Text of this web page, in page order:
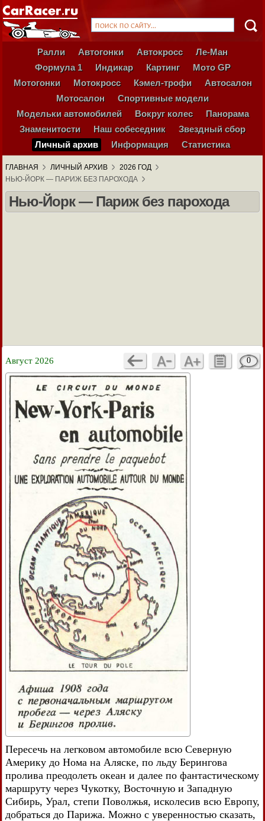
Ралли Автогонки Автокросс
Ле-Ман
Формула 1
Индикар Картинг
Мото GP
Мотогонки
Мотокросс Кэмел-трофи
Автосалон
Мотосалон
Спортивные модели
Модельки автомобилей
Вокруг колес
Панорама
Знаменитости
Наш собеседник
Звездный сбор
Личный архив
Информация Статистика
ГЛАВНАЯ ЛИЧНЫЙ АРХИВ
2026 ГОД
НЬЮ-ЙОРК — ПАРИЖ БЕЗ ПАРОХОДА
Нью-Йорк — Париж без парохода
Август 2026 0
Пересечь на легковом автомобиле всю Северную
Америку до Нома на Аляске, по льду Берингова
пролива преодолеть океан и далее по фантастическому
маршруту через Чукотку, Восточную и Западную
Сибирь, Урал, степи Поволжья, исколесив всю Европу,
добраться до Парижа. Можно с уверенностью сказать,